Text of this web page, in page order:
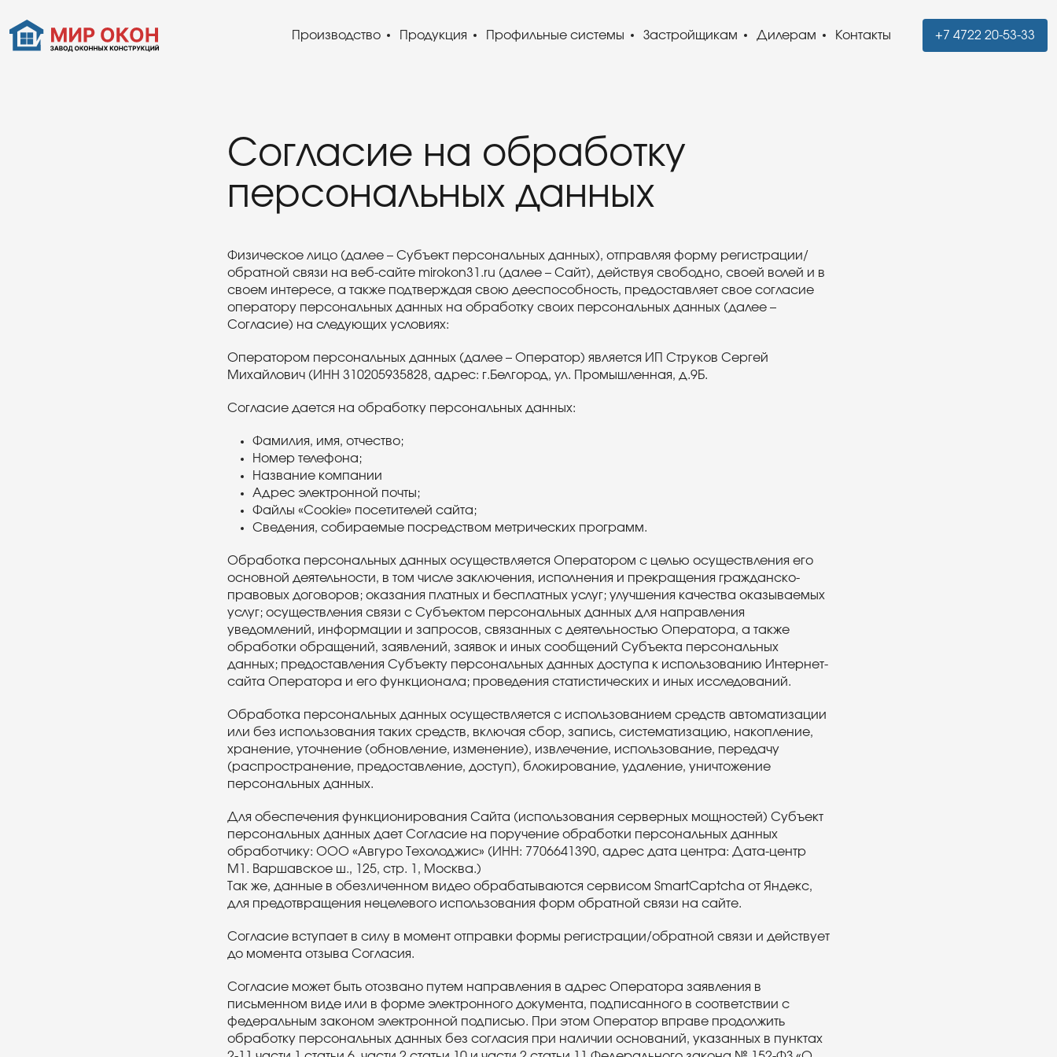
Производство Продукция Профильные системы Застройщикам Дилерам Контакты +7 4722 20-53-33
Согласие на обработку
персональных данных
Физическое лицо (далее – Субъект персональных данных), отправляя форму регистрации/
обратной связи на веб-сайте mirokon31.ru (далее – Сайт), действуя свободно, своей волей и в
своем интересе, а также подтверждая свою дееспособность, предоставляет свое согласие
оператору персональных данных на обработку своих персональных данных (далее –
Согласие) на следующих условиях:
Оператором персональных данных (далее – Оператор) является ИП Струков Сергей
Михайлович (ИНН 310205935828, адрес: г.Белгород, ул. Промышленная, д.9Б.
Согласие дается на обработку персональных данных:
Фамилия, имя, отчество;
Номер телефона;
Название компании
Адрес электронной почты;
Файлы «Cookie» посетителей сайта;
Сведения, собираемые посредством метрических программ.
Обработка персональных данных осуществляется Оператором с целью осуществления его
основной деятельности, в том числе заключения, исполнения и прекращения гражданско-
правовых договоров; оказания платных и бесплатных услуг; улучшения качества оказываемых
услуг; осуществления связи с Субъектом персональных данных для направления
уведомлений, информации и запросов, связанных с деятельностью Оператора, а также
обработки обращений, заявлений, заявок и иных сообщений Субъекта персональных
данных; предоставления Субъекту персональных данных доступа к использованию Интернет-
сайта Оператора и его функционала; проведения статистических и иных исследований.
Обработка персональных данных осуществляется с использованием средств автоматизации
или без использования таких средств, включая сбор, запись, систематизацию, накопление,
хранение, уточнение (обновление, изменение), извлечение, использование, передачу
(распространение, предоставление, доступ), блокирование, удаление, уничтожение
персональных данных.
Для обеспечения функционирования Сайта (использования серверных мощностей) Субъект
персональных данных дает Согласие на поручение обработки персональных данных
обработчику: ООО «Авгуро Техолоджис» (ИНН: 7706641390, адрес дата центра: Дата-центр
М1. Варшавское ш., 125, стр. 1, Москва.)
Так же, данные в обезличенном видео обрабатываются сервисом SmartCaptcha от Яндекс,
для предотвращения нецелевого использования форм обратной связи на сайте.
Согласие вступает в силу в момент отправки формы регистрации/обратной связи и действует
до момента отзыва Согласия.
Согласие может быть отозвано путем направления в адрес Оператора заявления в
письменном виде или в форме электронного документа, подписанного в соответствии с
федеральным законом электронной подписью. При этом Оператор вправе продолжить
обработку персональных данных без согласия при наличии оснований, указанных в пунктах